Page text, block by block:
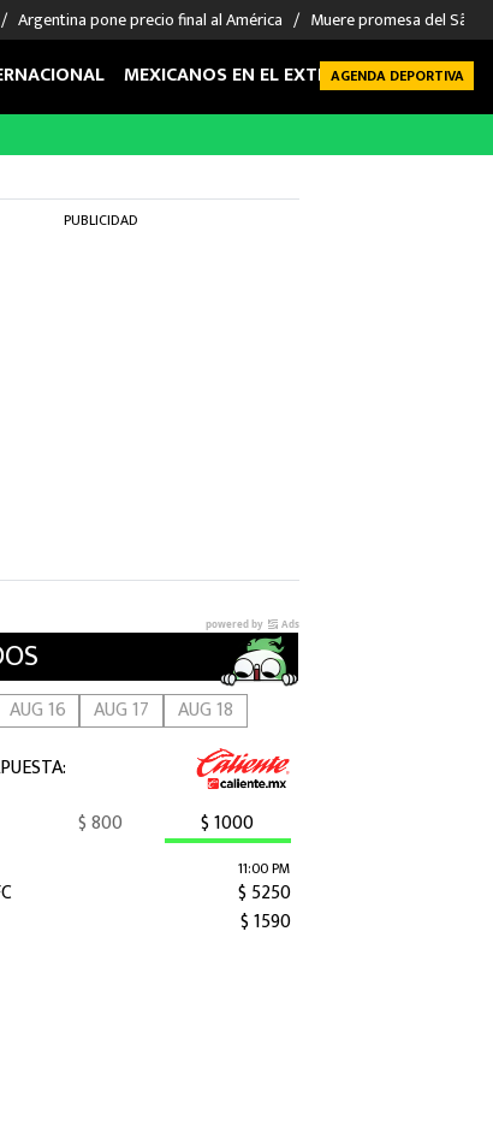
Argentina pone precio final al América Muere promesa del São
MEXICANOS EN EL EXTRANJERO FUTBOL
AGENDA DEPORTIVA
PUBLICIDAD